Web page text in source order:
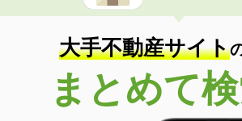
大手不動産サイト
まとめて検